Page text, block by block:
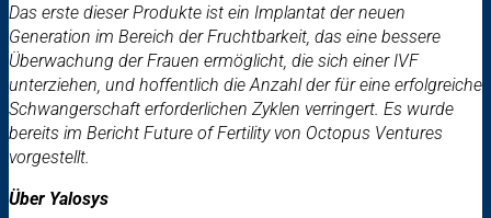
Das erste dieser Produkte ist ein Implantat der neuen
Generation im Bereich der Fruchtbarkeit, das eine bessere
Überwachung der Frauen ermöglicht, die sich einer IVF
unterziehen, und hoffentlich die Anzahl der für eine erfolgreiche
Schwangerschaft erforderlichen Zyklen verringert. Es wurde
bereits im Bericht Future of Fertility von Octopus Ventures
vorgestellt.
Über Yalosys